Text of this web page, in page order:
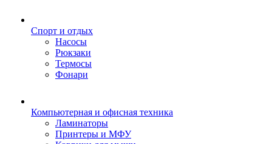
Спорт и отдых
Насосы
Рюкзаки
Термосы
Фонари
Компьютерная и офисная техника
Ламинаторы
Принтеры и МФУ